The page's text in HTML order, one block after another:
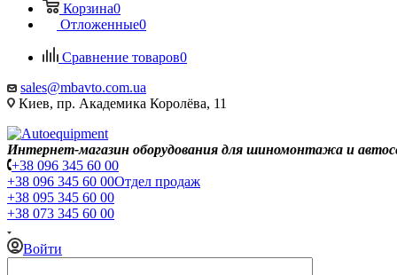
Корзина0
Отложенные0
Сравнение товаров0
sales@mbavto.com.ua
Киев, пр. Академика Королёва, 11
Интернет-магазин оборудования для шиномонтажа и
+38 096 345 60 00
+38 096 345 60 00Отдел продаж
+38 095 345 60 00
+38 073 345 60 00
Войти